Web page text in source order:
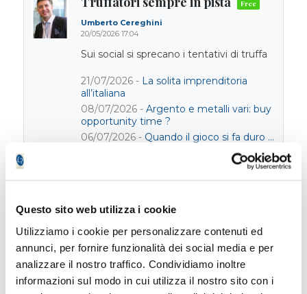
Questo sito web utilizza i cookie
Utilizziamo i cookie per personalizzare contenuti ed
annunci, per fornire funzionalità dei social media e per
analizzare il nostro traffico. Condividiamo inoltre
informazioni sul modo in cui utilizza il nostro sito con i
Umberto Cereghini
20/05/2026 17:04
Sui social si sprecano i tentativi di truffa
21/07/2026 - La solita imprenditoria
all’italiana
08/07/2026 - Argento e metalli vari: buy
opportunity time ?
06/07/2026 - Quando il gioco si fa duro …
le piattaforme nostrane vanno in tilt!
portafoglio “all weather” che
unisce bond governativi e
crescita globale
Corrado Rondelli
19/05/2026 15:56